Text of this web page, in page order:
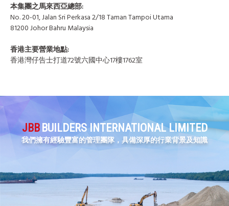
本集團之馬來西亞總部:
No. 20-01, Jalan Sri Perkasa 2/18 Taman Tampoi Utama
81200 Johor Bahru Malaysia
香港主要營業地點:
香港灣仔告士打道72號六國中心17樓1762室
JBB BUILDERS INTERNATIONAL LIMITED
我們擁有經驗豐富的管理團隊，具備深厚的行業背景及知識